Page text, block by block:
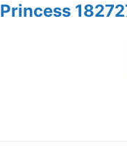
Princess